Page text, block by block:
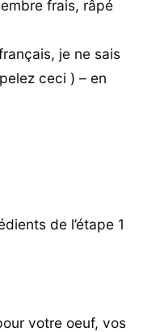
frais, râpé
je ne sais
ceci ) – en
de l’étape 1
votre oeuf, vos